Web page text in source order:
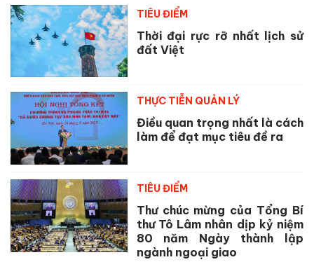
TIÊU ĐIỂM
Thời đại rực rỡ nhất lịch sử
đất Việt
THỰC TIỄN QUẢN LÝ
Điều quan trọng nhất là cách
làm để đạt mục tiêu đề ra
TIÊU ĐIỂM
Thư chúc mừng của Tổng Bí
thư Tô Lâm nhân dịp kỷ niệm
80 năm Ngày thành lập
ngành ngoại giao